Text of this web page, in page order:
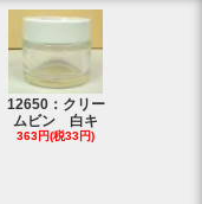
12650：クリー
ムビン 白キ
363円(税33円)